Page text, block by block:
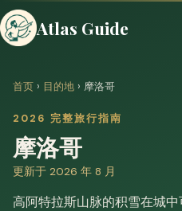
Atlas Guide
首页 › 目的地 › 摩洛哥
2026 完整旅行指南
摩洛哥
更新于 2026 年 8 月
高阿特拉斯山脉的积雪在城中